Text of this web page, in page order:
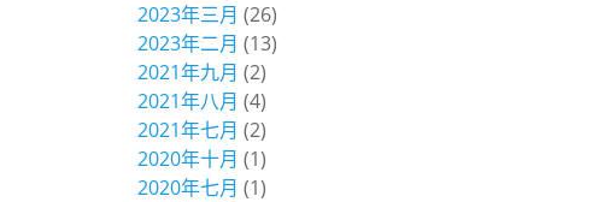
2023年三月 (26)
2023年二月 (13)
2021年九月 (2)
2021年八月 (4)
2021年七月 (2)
2020年十月 (1)
2020年七月 (1)